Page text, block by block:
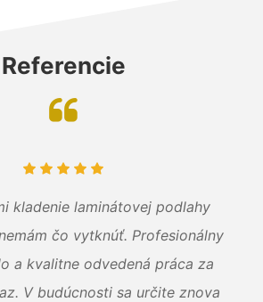
Referencie
kladenie laminátovej podlahy
čo vytknúť. Profesionálny
a kvalitne odvedená práca za
V budúcnosti sa určite znova